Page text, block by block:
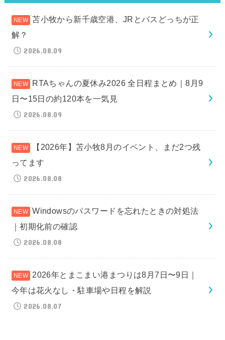
苫小牧から新千歳空港、JRとバスどっちが正
解？
2026.08.09
RTAちゃんの夏休み2026 全日程まとめ｜8月9
日〜15日の約120本を一気見
2026.08.09
【2026年】苫小牧8月のイベント、まだ2つ残
ってます
2026.08.08
Windowsのパスワードを忘れたときの対処法
｜初期化前の確認
2026.08.08
2026年とまこまい港まつりは8月7日〜9日｜
今年は花火なし・駐車場や日程を解説
2026.08.07